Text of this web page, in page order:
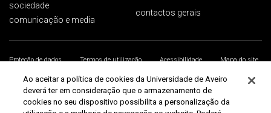
sociedade
comunicação e media
contactos gerais
Proteção de dados Termos de utilização Acessibilidade
Mapa do site
Universidade de Aveiro 2026
Ao aceitar a política de cookies da Universidade de Aveiro
deverá ter em consideração que o armazenamento de
cookies no seu dispositivo possibilita a personalização da